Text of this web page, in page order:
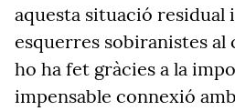
aquesta situació residual
esquerres sobiranistes al
ho ha fet gràcies a la
impensable connexió